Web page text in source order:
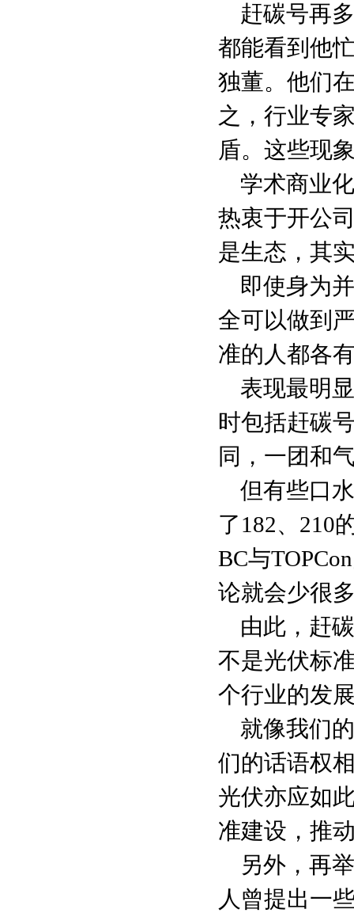
赶碳号再
都能看到他
独董。他们
之，行业专
盾。这些现
学术商业
热衷于开公
是生态，其
即使身为
全可以做到
准的人都各
表现最明
时包括赶碳
同，一团和
但有些口
了182、210
BC与
论就会少很
由此，赶
不是光伏标
个行业的发
就像我们
们的话语权
光伏亦应如
准建设，推
另外，再
人曾提出一